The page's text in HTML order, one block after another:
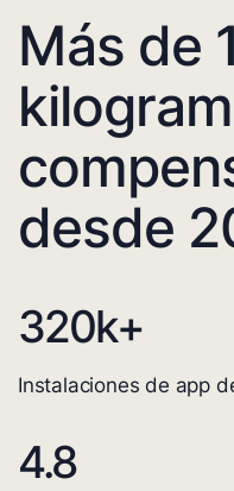
Más de
desde
320k+
Instalaciones de app
4.8